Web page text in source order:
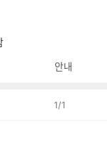
안내
1/1